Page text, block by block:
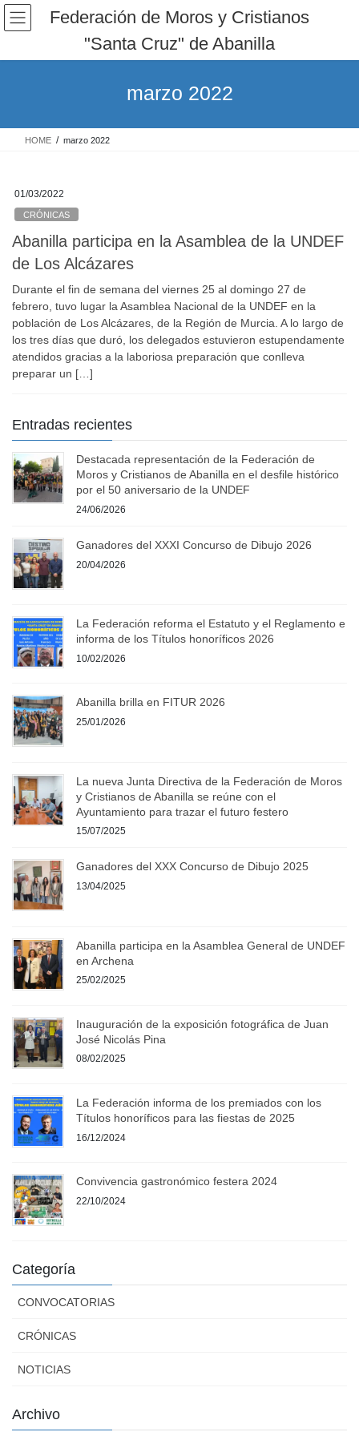
Saltar
Saltar
navegación
Federación de Moros y Cristianos
"Santa Cruz" de Abanilla
marzo 2022
HOME marzo 2022
01/03/2022
CRÓNICAS
Abanilla participa en la Asamblea de la UNDEF
de Los Alcázares
Durante el fin de semana del viernes 25 al domingo 27 de
febrero, tuvo lugar la Asamblea Nacional de la UNDEF en la
población de Los Alcázares, de la Región de Murcia. A lo largo de
los tres días que duró, los delegados estuvieron estupendamente
atendidos gracias a la laboriosa preparación que conlleva
preparar un […]
Entradas recientes
Destacada representación de la Federación de
Moros y Cristianos de Abanilla en el desfile histórico
por el 50 aniversario de la UNDEF
24/06/2026
Ganadores del XXXI Concurso de Dibujo 2026
20/04/2026
La Federación reforma el Estatuto y el Reglamento e
informa de los Títulos honoríficos 2026
10/02/2026
Abanilla brilla en FITUR 2026
25/01/2026
La nueva Junta Directiva de la Federación de Moros
y Cristianos de Abanilla se reúne con el
Ayuntamiento para trazar el futuro festero
15/07/2025
Ganadores del XXX Concurso de Dibujo 2025
13/04/2025
Abanilla participa en la Asamblea General de UNDEF
en Archena
25/02/2025
Inauguración de la exposición fotográfica de Juan
José Nicolás Pina
08/02/2025
La Federación informa de los premiados con los
Títulos honoríficos para las fiestas de 2025
16/12/2024
Convivencia gastronómico festera 2024
22/10/2024
Categoría
CONVOCATORIAS
CRÓNICAS
NOTICIAS
Archivo